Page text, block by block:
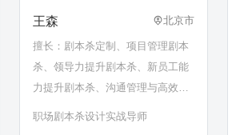
王森 北京市
擅长：剧本杀定制、项目管理剧本
杀、领导力提升剧本杀、新员工能
力提升剧本杀、沟通管理与高效协
作剧本杀等
职场剧本杀设计实战导师